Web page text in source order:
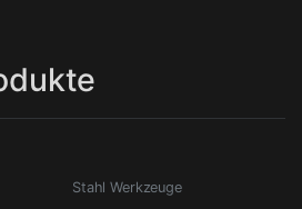
Stahl Werkzeuge